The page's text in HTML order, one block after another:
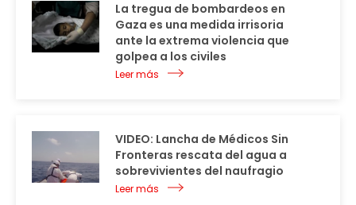
La tregua de bombardeos en
Gaza es una medida irrisoria
ante la extrema violencia que
golpea a los civiles
Leer más
VIDEO: Lancha de Médicos Sin
Fronteras rescata del agua a
sobrevivientes del naufragio
Leer más